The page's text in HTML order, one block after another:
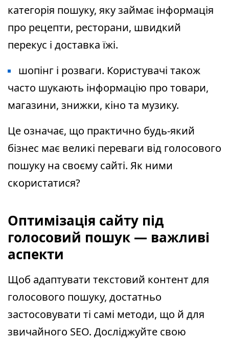
категорія пошуку, яку займає інформація
про рецепти, ресторани, швидкий
перекус і доставка їжі.
шопінг і розваги. Користувачі також
часто шукають інформацію про товари,
магазини, знижки, кіно та музику.
Це означає, що практично будь-який
бізнес має великі переваги від голосового
пошуку на своєму сайті. Як ними
скористатися?
Оптимізація сайту під
голосовий пошук — важливі
аспекти
Щоб адаптувати текстовий контент для
голосового пошуку, достатньо
застосовувати ті самі методи, що й для
звичайного SEO. Досліджуйте свою